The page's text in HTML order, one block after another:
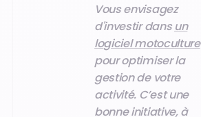
Vous envisagez
d'investir dans un
logiciel motoculture
pour optimiser la
gestion de votre
activité. C’est une
bonne initiative, à